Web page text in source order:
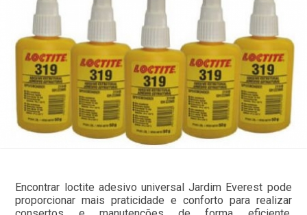
Encontrar loctite adesivo universal Jardim Everest pode
proporcionar mais praticidade e conforto para realizar